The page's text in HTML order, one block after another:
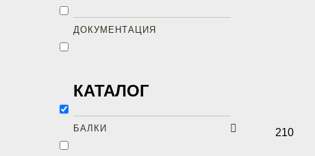
210
ДОКУМЕНТАЦИЯ
КАТАЛОГ
БАЛКИ